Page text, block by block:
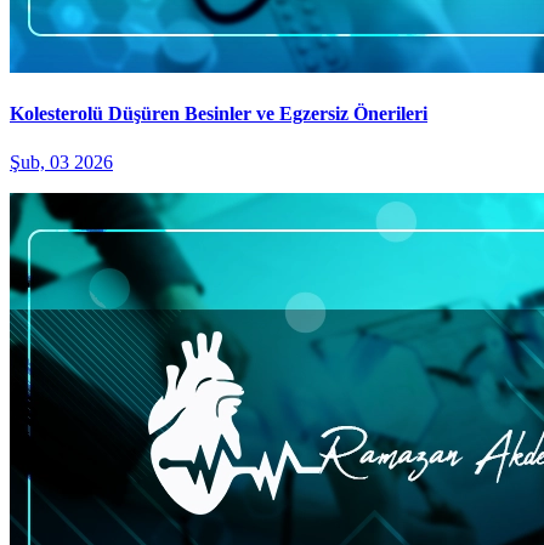
Kolesterolü Düşüren Besinler ve Egzersiz Önerileri
Şub, 03 2026